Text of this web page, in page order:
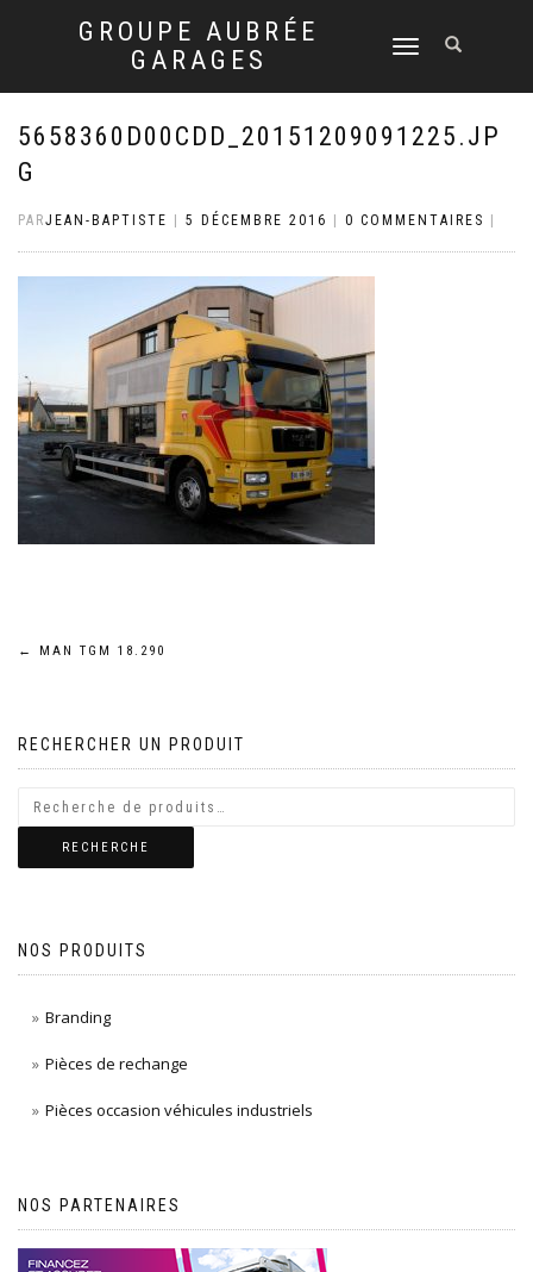
GROUPE AUBRÉE
GARAGES
DÉPLIER
NAVIGATION
5658360D00CDD_20151209091225.JP
G
PARJEAN-BAPTISTE 5 DÉCEMBRE 2016 0 COMMENTAIRES
Navigation
l’article
← MAN TGM 18.290
RECHERCHER UN PRODUIT
RECHERCHE
NOS PRODUITS
Branding
Pièces de rechange
Pièces occasion véhicules industriels
NOS PARTENAIRES